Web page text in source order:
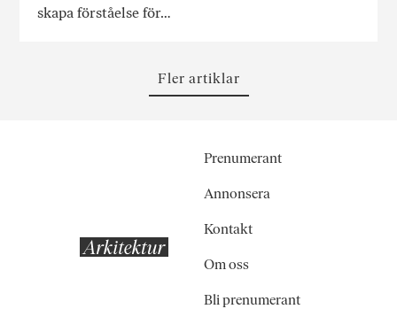
skapa förståelse för…
Fler artiklar
Prenumerant
Annonsera
Kontakt
Om oss
Bli prenumerant